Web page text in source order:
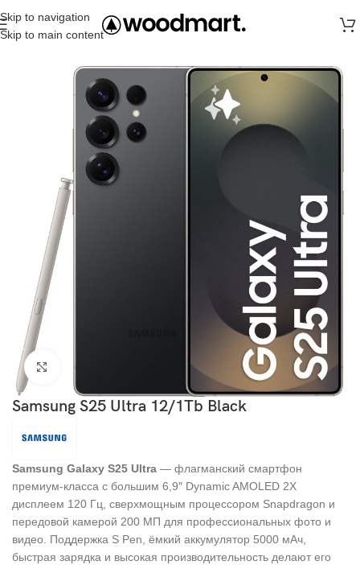
Skip to navigation
Skip to main content
Главная Samsung S25 Ultra
Samsung S25 Ultra 12/1Tb Black
Samsung Galaxy S25 Ultra — флагманский смартфон
премиум-класса с большим 6,9″ Dynamic AMOLED 2X
дисплеем 120 Гц, сверхмощным процессором Snapdragon и
передовой камерой 200 МП для профессиональных фото и
видео. Поддержка S Pen, ёмкий аккумулятор 5000 мАч,
быстрая зарядка и высокая производительность делают его